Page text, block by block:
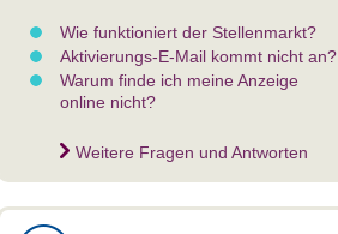
Wie funktioniert der Stellenmarkt?
Aktivierungs-E-Mail kommt nicht an?
Warum finde ich meine Anzeige
online nicht?
Weitere Fragen und Antworten